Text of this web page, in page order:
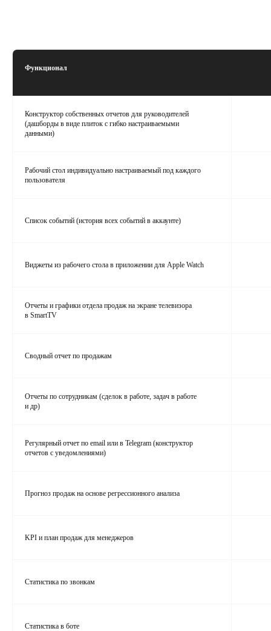
Функционал
Конструктор собственных отчетов для руководителей
(дашборды в виде плиток с гибко настраиваемыми
данными)
Рабочий стол индивидуально настраиваемый под каждого
пользователя
Список событий (история всех событий в аккаунте)
Виджеты из рабочего стола в приложении для Apple Watch
Отчеты и графики отдела продаж на экране телевизора
в SmartTV
Сводный отчет по продажам
Отчеты по сотрудникам (сделок в работе, задач в работе
и др)
Регулярный отчет по email или в Telegram (конструктор
отчетов с уведомлениями)
Прогноз продаж на основе регрессионного анализа
KPI и план продаж для менеджеров
Статистика по звонкам
Статистика в боте